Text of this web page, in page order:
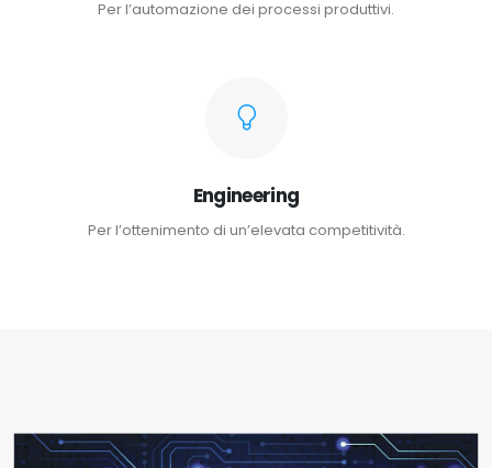
Per l’automazione dei processi produttivi.
Engineering
Per l’ottenimento di un’elevata competitività.